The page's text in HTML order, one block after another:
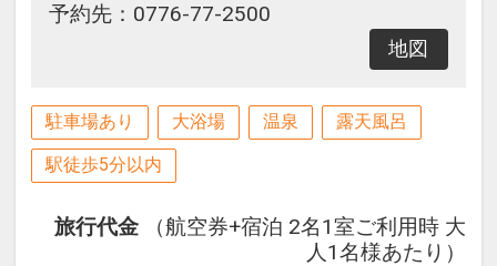
予約先：0776-77-2500
地図
駐車場あり 大浴場 温泉 露天風呂
駅徒歩5分以内
旅行代金
（航空券+宿泊 2名1室ご利用時 大
人1名様あたり）